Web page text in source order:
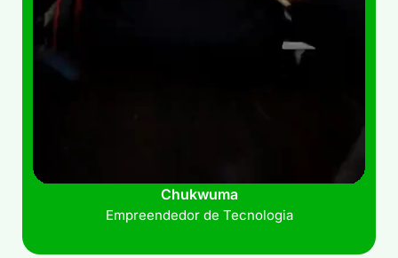
Chukwuma
Empreendedor de Tecnologia